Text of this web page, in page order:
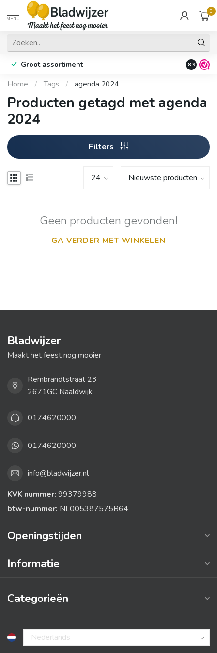
MENU
0
Groot assortiment Fysieke
8.9
Home / Tags / agenda 2024
Producten getagd met agenda
2024
Filters
Geen producten gevonden!
GA VERDER MET WINKELEN
Bladwijzer
Maakt het feest nog mooier
Rembrandtstraat 23
2671GC Naaldwijk
0174620000
0174620000
info@bladwijzer.nl
KVK nummer: 99379988
btw-nummer: NL005387575B64
Openingstijden
Informatie
Categorieën